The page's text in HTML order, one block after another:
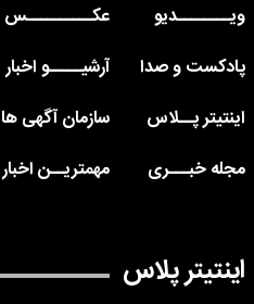
ویــــــــدیو
عکــــــــــس
پادکست و صدا
آرشیـــــو اخبار
اینتیتر پــلاس
سازمان آگهی ها
مجله خبـــری
مهمتریــن اخبار
اینتیتر پلاس